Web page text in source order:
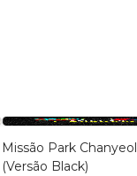
Missão Park Chanyeol
(Versão Black)